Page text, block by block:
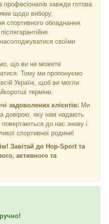
завжди готова
щодо вибору,
спортивного обладнання.
своїми
що ви не можете
Тому ми пропонуємо
Україні, щоб ви могли
терміни.
задоволених клієнтів: Ми
довірою, яку нам надають
до нас знову і
спортивної родини!
Завітай до Hop-Sport та
активного та